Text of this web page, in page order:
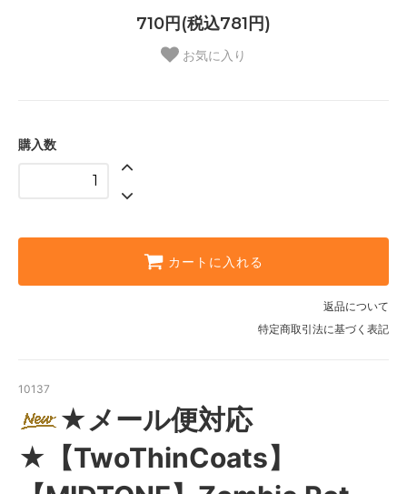
710円(税込781円)
お気に入り
購入数
カートに入れる
返品について
特定商取引法に基づく表記
10137
★メール便対応
★【TwoThinCoats】